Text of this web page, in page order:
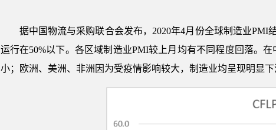
据中国物流与采购联合会发布，2020年4月份全球制造业PMI
运行在50%以下。各区域制造业PMI较上月均有不同程度回落。
小；欧洲、美洲、非洲因为受疫情影响较大，制造业均呈现明显下